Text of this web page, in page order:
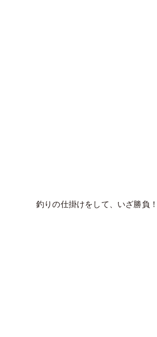
釣りの仕掛けをして、いざ勝負！